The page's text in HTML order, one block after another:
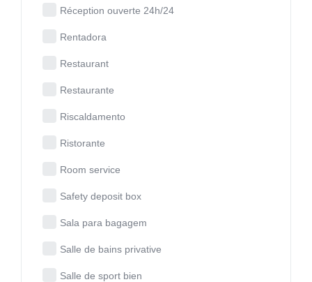
Réception ouverte 24h/24
Rentadora
Restaurant
Restaurante
Riscaldamento
Ristorante
Room service
Safety deposit box
Sala para bagagem
Salle de bains privative
Salle de sport bien